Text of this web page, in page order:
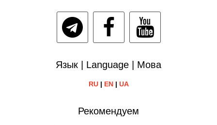
Язык | Language | Мова
RU| EN| UA
Рекомендуем